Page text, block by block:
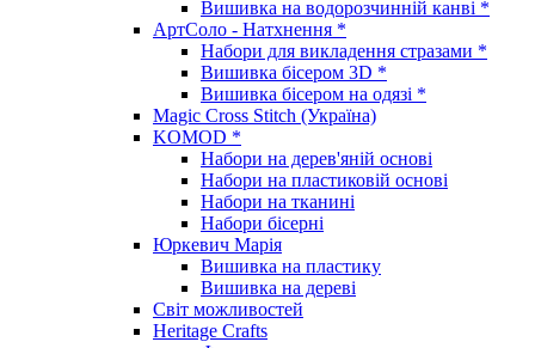
Вишивка на водорозчинній канві *
АртСоло - Натхнення *
Набори для викладення стразами *
Вишивка бісером 3D *
Вишивка бісером на одязі *
Magic Cross Stitch (Україна)
KOMOD *
Набори на дерев'яній основі
Набори на пластиковій основі
Набори на тканині
Набори бісерні
Юркевич Марія
Вишивка на пластику
Вишивка на дереві
Світ можливостей
Heritage Crafts